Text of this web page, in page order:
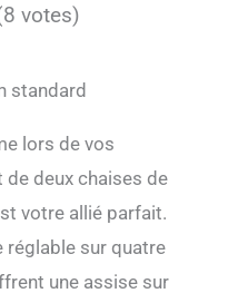
votes)
lors de vos
de deux chaises de
votre allié parfait.
réglable sur quatre
une assise sur